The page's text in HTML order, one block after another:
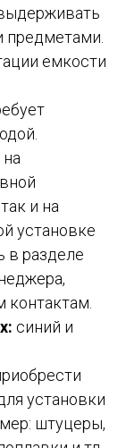
предметами.
емкости
и на
установке
в разделе
контактам.
синий и
установки
штуцеры,